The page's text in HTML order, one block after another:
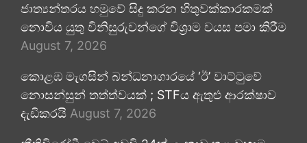
ජාත්‍යන්තරය හමුවේ සිදු කරන හිතුවක්කාරකමක්
නොවිය යුතු විනිසුරුවන්ගේ විශ්‍රාම වයස පමා කිරීම
August 7, 2026
කොළඹ මැගසින් බන්ධනාගාරයේ ‘ඊ’ වාට්ටුවේ
නොසන්සුන් තත්ත්වයක් ; STFය ඇතුළු ආරක්ෂාව
දැඩිකරයි August 7, 2026